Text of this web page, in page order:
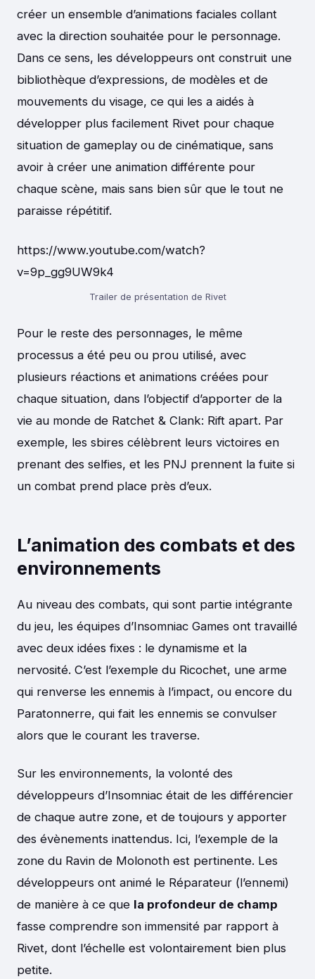
créer un ensemble d’animations faciales collant
avec la direction souhaitée pour le personnage.
Dans ce sens, les développeurs ont construit une
bibliothèque d’expressions, de modèles et de
mouvements du visage, ce qui les a aidés à
développer plus facilement Rivet pour chaque
situation de gameplay ou de cinématique, sans
avoir à créer une animation différente pour
chaque scène, mais sans bien sûr que le tout ne
paraisse répétitif.
https://www.youtube.com/watch?
v=9p_gg9UW9k4
Trailer de présentation de Rivet
Pour le reste des personnages, le même
processus a été peu ou prou utilisé, avec
plusieurs réactions et animations créées pour
chaque situation, dans l’objectif d’apporter de la
vie au monde de Ratchet & Clank: Rift apart. Par
exemple, les sbires célèbrent leurs victoires en
prenant des selfies, et les PNJ prennent la fuite si
un combat prend place près d’eux.
L’animation des combats et des
environnements
Au niveau des combats, qui sont partie intégrante
du jeu, les équipes d’Insomniac Games ont travaillé
avec deux idées fixes : le dynamisme et la
nervosité. C’est l’exemple du Ricochet, une arme
qui renverse les ennemis à l’impact, ou encore du
Paratonnerre, qui fait les ennemis se convulser
alors que le courant les traverse.
Sur les environnements, la volonté des
développeurs d’Insomniac était de les différencier
de chaque autre zone, et de toujours y apporter
des évènements inattendus. Ici, l’exemple de la
zone du Ravin de Molonoth est pertinente. Les
développeurs ont animé le Réparateur (l’ennemi)
de manière à ce que la profondeur de champ
fasse comprendre son immensité par rapport à
Rivet, dont l’échelle est volontairement bien plus
petite.